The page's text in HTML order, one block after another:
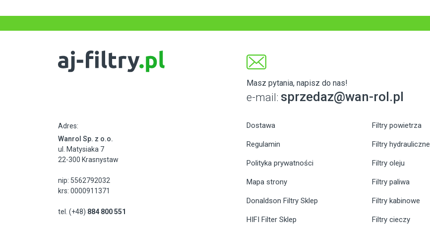
Masz pytania, napisz do nas!
e-mail: sprzedaz@wan-rol.pl
Adres:
Wanrol Sp. z o.o.
ul. Matysiaka 7
22-300 Krasnystaw
nip: 5562792032
krs: 0000911371
tel. (+48) 884 800 551
Dostawa
Regulamin
Polityka prywatności
Mapa strony
Donaldson Filtry Sklep
HIFI Filter Sklep
Filtry powietrza
Filtry hydrauliczne
Filtry oleju
Filtry paliwa
Filtry kabinowe
Filtry cieczy